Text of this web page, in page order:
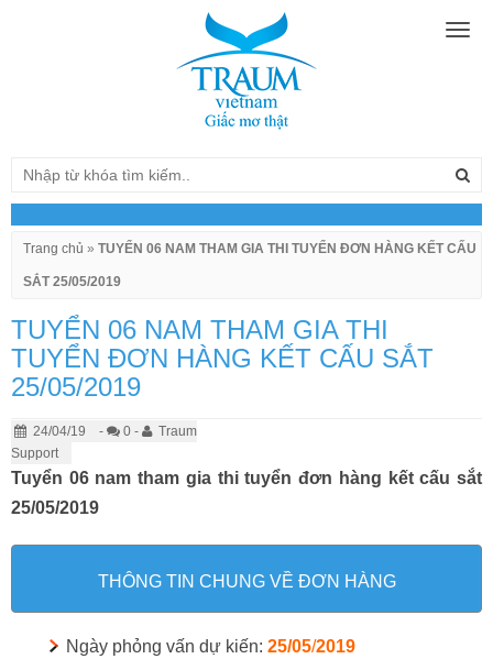
Trang chủ » TUYỂN 06 NAM THAM GIA THI TUYỂN ĐƠN HÀNG KẾT CẤU
SẮT 25/05/2019
TUYỂN 06 NAM THAM GIA THI
TUYỂN ĐƠN HÀNG KẾT CẤU SẮT
25/05/2019
24/04/19 - 0 -
Traum
Support
Tuyển 06 nam tham gia thi tuyển đơn hàng kết cấu sắt
25/05/2019
THÔNG TIN CHUNG VỀ ĐƠN HÀNG
Ngày phỏng vấn dự kiến: 25/05/2019